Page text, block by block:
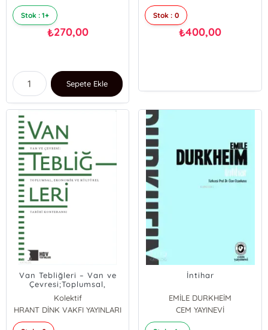
Stok : 1+
₺270,00
Sepete Ekle
Stok : 0
₺400,00
Van Tebliğleri – Van ve
Çevresi;Toplumsal,
Ekonomik ve Kültürel
Tarihi Konferansı
Kolektif
HRANT DİNK VAKFI YAYINLARI
İntihar
EMİLE DURKHEİM
CEM YAYINEVİ